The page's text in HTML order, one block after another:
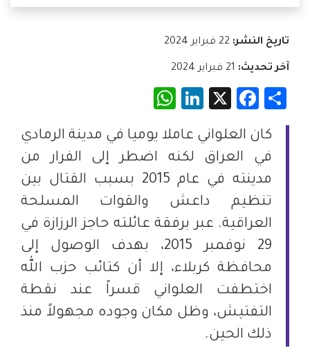
تاريخ النشر:
آخر تحديث:
Share
Facebook
LinkedIn
كان العلواني عاملا يوميا في مدينة الرمادي
في العراق لكنه اضطر إلى الفرار من
مدينته في عام 2015 بسبب القتال بين
تنظيم داعش والقوات المسلحة
العراقية. عبر برفقة عائلته حاجز الرزازة في
29 نوفمبر 2015، بهدف الوصول إلى
محافظة كربلاء، إلا أن كتائب حزب الله
اختطفت العلواني قسراً عند نقطة
التفتيش، وظل مكان وجوده مجهولاً منذ
ذلك الحين.